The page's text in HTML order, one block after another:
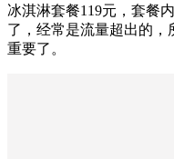
冰淇淋套餐119元，套餐
了，经常是流量超出的，
重要了。